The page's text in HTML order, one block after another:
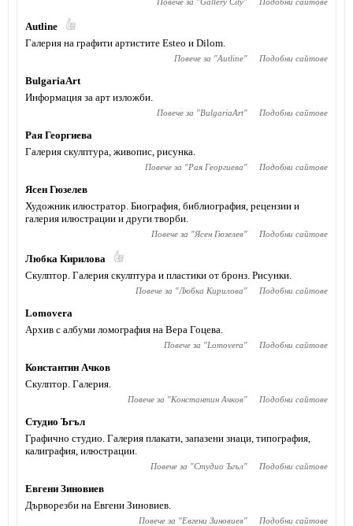
Autline
Галерия на графити артистите Esteo и Dilom.
Повече за "Autline" Подобни сайтове
BulgariaArt
Информация за арт изложби.
Повече за "BulgariaArt" Подобни сайтове
Рая Георгиева
Галерия скулптура, живопис, рисунка.
Повече за "Рая Георгиева" Подобни сайтове
Ясен Гюзелев
Художник илюстратор. Биография, библиография, рецензии и
галерия илюстрации и други творби.
Повече за "Ясен Гюзелев" Подобни сайтове
Любка Кирилова
Скулптор. Галерия скулптура и пластики от бронз. Рисунки.
Повече за "Любка Кирилова" Подобни сайтове
Lomovera
Архив с албуми ломография на Вера Гоцева.
Повече за "Lomovera" Подобни сайтове
Константин Ачков
Скулптор. Галерия.
Повече за "Константин Ачков" Подобни сайтове
Студио Ъгъл
Графично студио. Галерия плакати, запазени знаци, типография,
калиграфия, илюстрации.
Повече за "Студио Ъгъл" Подобни сайтове
Евгени Зиновиев
Дърворезби на Евгени Зиновиев.
Повече за "Евгени Зиновиев" Подобни сайтове